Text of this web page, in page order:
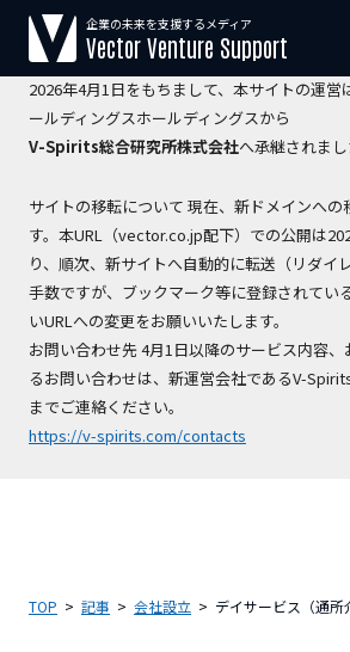
【運営会社変更のお知
2026年4月1日をもちまして、本サイトの運営
ールディングスホールディングスから
V-Spirits総合研究所株式会社へ承継されまし
サイトの移転について 現在、新ドメインへの
す。本URL（vector.co.jp配下）での公開は
り、順次、新サイトへ自動的に転送（リダイ
手数ですが、ブックマーク等に登録されてい
いURLへの変更をお願いいたします。
お問い合わせ先 4月1日以降のサービス内容
るお問い合わせは、新運営会社であるV-
までご連絡ください。
https://v-spirits.com/contacts
企業の未来を支援するメディア
Vector Venture Support
TOP 記事 会社設立